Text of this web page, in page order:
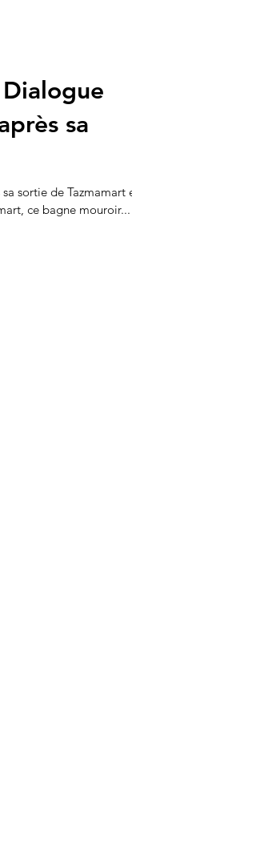
sa
sortie de Tazmamart en
Tazmamart, ce bagne mouroir...